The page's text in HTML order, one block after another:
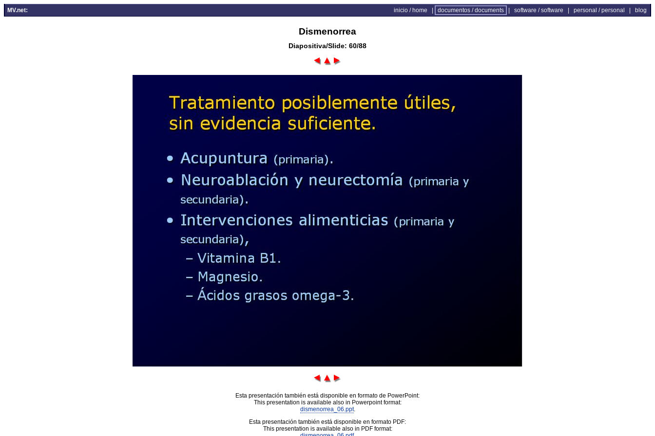
MV.net: inicio / home documentos / documents software / software personal / personal blog
Dismenorrea
Diapositiva/Slide: 60/88
Esta presentación también está disponible en formato de PowerPoint:
This presentation is available also in Powerpoint format:
dismenorrea_06.ppt.
Esta presentación también está disponible en formato PDF:
This presentation is available also in PDF format: